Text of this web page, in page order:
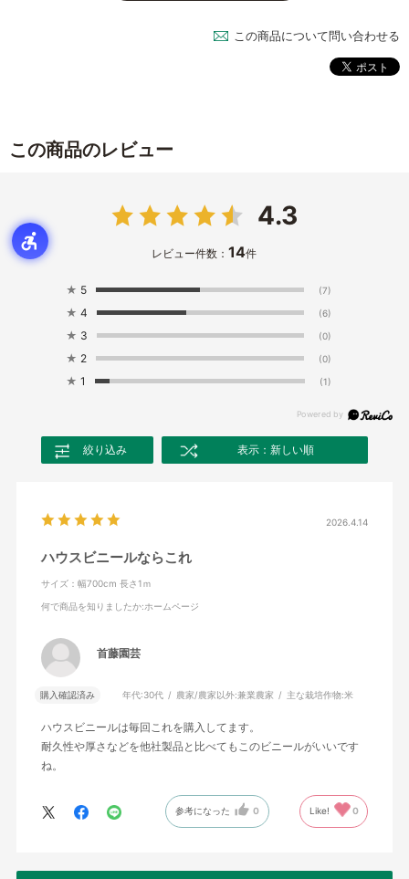
この商品について問い合わせる
この商品のレビュー
4.3
レビュー件数：14件
★ 5 (7)
★ 4 (6)
★ 3 (0)
★ 2 (0)
★ 1 (1)
絞り込み 表示：新しい順
2026.4.14
ハウスビニールならこれ
サイズ：幅700cm 長さ1ｍ
何で商品を知りましたか:ホームページ
首藤園芸
購入確認済み 年代:30代 農家/農家以外:兼業農家 主な栽培作物:米
ハウスビニールは毎回これを購入してます。
耐久性や厚さなどを他社製品と比べてもこのビニールがいいです
ね。
参考になった 0 Like! 0